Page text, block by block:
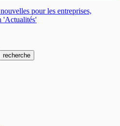
pour les entreprises,
'Actualités'